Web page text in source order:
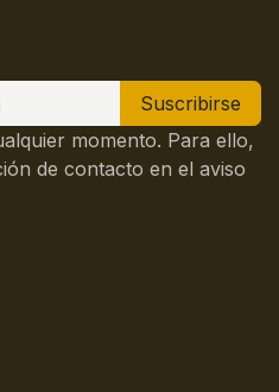
Suscribirse
momento. Para ello,
de contacto en el aviso